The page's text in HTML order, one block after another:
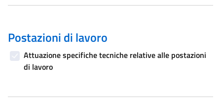
Postazioni di lavoro
Attuazione specifiche tecniche relative alle postazioni
di lavoro